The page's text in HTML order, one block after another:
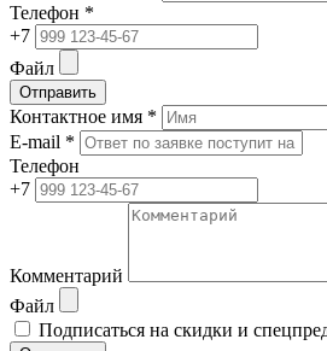
Телефон *
+7
Файл
Отправить
Контактное имя *
E-mail *
Телефон
+7
Комментарий
Файл
Подписаться на скидки и